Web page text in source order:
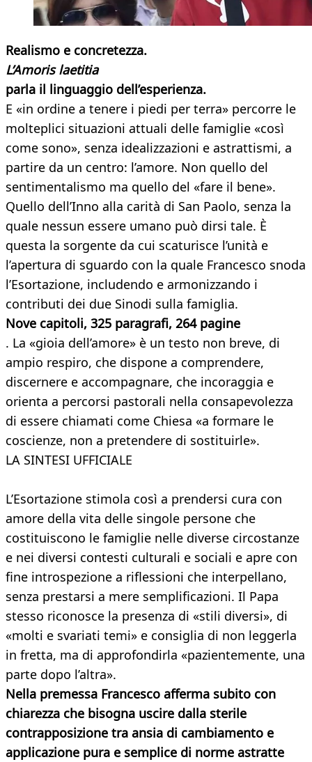
Realismo e concretezza.
L’Amoris laetitia
parla il linguaggio dell’esperienza.
E «in ordine a tenere i piedi per terra» percorre le
molteplici situazioni attuali delle famiglie «così
come sono», senza idealizzazioni e astrattismi, a
partire da un centro: l’amore. Non quello del
sentimentalismo ma quello del «fare il bene».
Quello dell’Inno alla carità di San Paolo, senza la
quale nessun essere umano può dirsi tale. È
questa la sorgente da cui scaturisce l’unità e
l’apertura di sguardo con la quale Francesco snoda
l’Esortazione, includendo e armonizzando i
contributi dei due Sinodi sulla famiglia.
Nove capitoli, 325 paragrafi, 264 pagine
. La «gioia dell’amore» è un testo non breve, di
ampio respiro, che dispone a comprendere,
discernere e accompagnare, che incoraggia e
orienta a percorsi pastorali nella consapevolezza
di essere chiamati come Chiesa «a formare le
coscienze, non a pretendere di sostituirle».
LA SINTESI UFFICIALE
L’Esortazione stimola così a prendersi cura con
amore della vita delle singole persone che
costituiscono le famiglie nelle diverse circostanze
e nei diversi contesti culturali e sociali e apre con
fine introspezione a riflessioni che interpellano,
senza prestarsi a mere semplificazioni. Il Papa
stesso riconosce la presenza di «stili diversi», di
«molti e svariati temi» e consiglia di non leggerla
in fretta, ma di approfondirla «pazientemente, una
parte dopo l’altra».
Nella premessa Francesco afferma subito con
chiarezza che bisogna uscire dalla sterile
contrapposizione tra ansia di cambiamento e
applicazione pura e semplice di norme astratte